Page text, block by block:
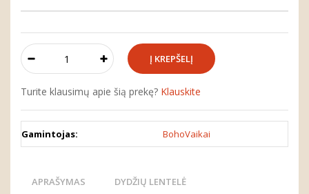
Turite klausimų apie šią prekę? Klauskite
Gamintojas: BohoVaikai
APRAŠYMAS DYDŽIŲ LENTELĖ